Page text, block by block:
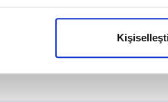
gelen çabayı
sizlere hatırlatmak isteriz.
çerezlere izin vermedikleri
#ETİLER